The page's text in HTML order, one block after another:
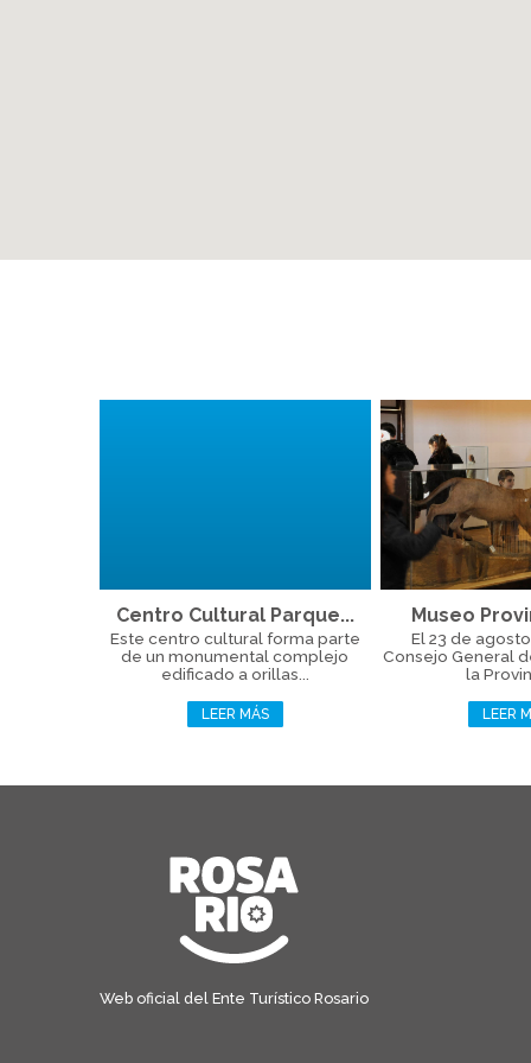
Centro Cultural Parque...
Este centro cultural forma parte
de un monumental complejo
edificado a orillas...
LEER MÁS
Museo
El 23 de
Consejo General
la
LEER
Web oficial del Ente Turístico Rosario